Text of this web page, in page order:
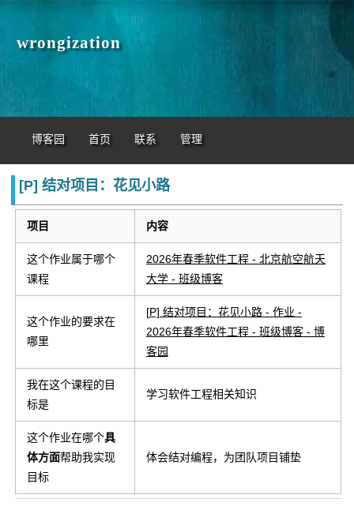
wrongization
博客园 首页 联系 管理
[P] 结对项目：花见小路
项目 内容
这个作业属于哪个
课程
2026年春季软件工程 - 北京航空航天
大学 - 班级博客
这个作业的要求在
哪里
[P] 结对项目：花见小路 - 作业 -
2026年春季软件工程 - 班级博客 - 博
客园
我在这个课程的目
标是
学习软件工程相关知识
这个作业在哪个具
体方面帮助我实现
目标
体会结对编程，为团队项目铺垫